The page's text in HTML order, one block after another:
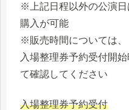
※上記日程以外の公演
購入が可能
※販売時間については、
入場整理券予約受付開
て確認してください
入場整理券予約受付